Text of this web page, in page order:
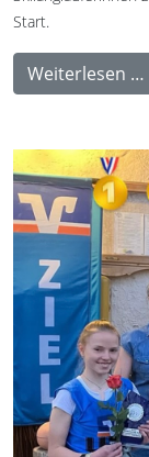
Start.
Weiterlesen …